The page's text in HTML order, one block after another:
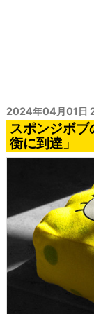
2024年04月01日
スポンジボ
衡に到達」